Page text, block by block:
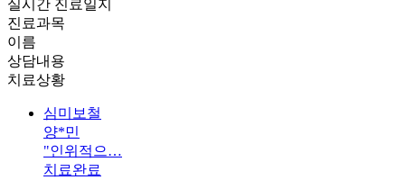
실시간 진료일지
진료과목
이름
상담내용
치료상황
심미보철
양*민
"인위적으…
치료완료